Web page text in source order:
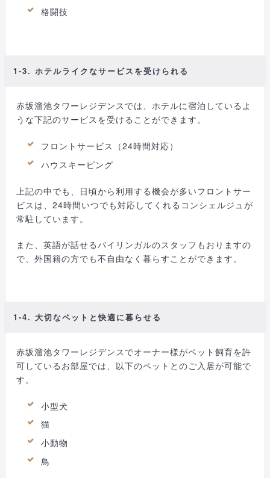
格闘技
1-3. ホテルライクなサービスを受けられる
赤坂溜池タワーレジデンスでは、ホテルに宿泊しているよ
うな下記のサービスを受けることができます。
フロントサービス（24時間対応）
ハウスキーピング
上記の中でも、日頃から利用する機会が多いフロントサー
ビスは、24時間いつでも対応してくれるコンシェルジュが
常駐しています。
また、英語が話せるバイリンガルのスタッフもおりますの
で、外国籍の方でも不自由なく暮らすことができます。
1-4. 大切なペットと快適に暮らせる
赤坂溜池タワーレジデンスでオーナー様がペット飼育を許
可しているお部屋では、以下のペットとのご入居が可能で
す。
小型犬
猫
小動物
鳥